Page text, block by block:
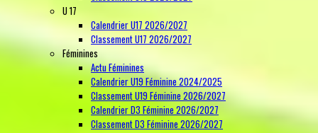
U 17
Calendrier U17 2026/2027
Classement U17 2026/2027
Féminines
Actu Féminines
Calendrier U19 Féminine 2024/2025
Classement U19 Féminine 2026/2027
Calendrier D3 Féminine 2026/2027
Classement D3 Féminine 2026/2027